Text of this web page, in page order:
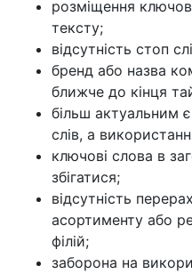
розміщення
тексту;
відсутність стоп
бренд або назва
ближче до кінця
більш актуальним
слів, а
ключові слова в
збігатися;
відсутність
асортименту або
філій;
заборона на